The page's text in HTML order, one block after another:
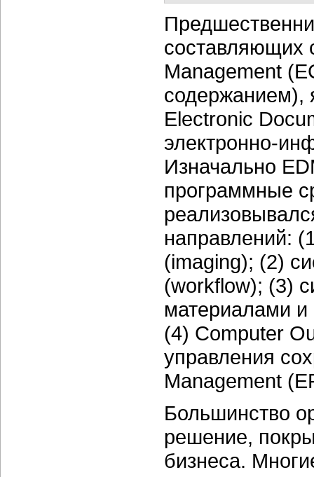
составляющих
Management
содержанием),
Electronic
электронно-
Изначально
программные
направлений:
(imaging); (2)
(workflow); (3)
материалами и
(4) Computer
управления
Management
Большинство
решение,
бизнеса.